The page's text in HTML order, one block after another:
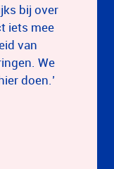
bij over
iets mee
van
We
doen.’